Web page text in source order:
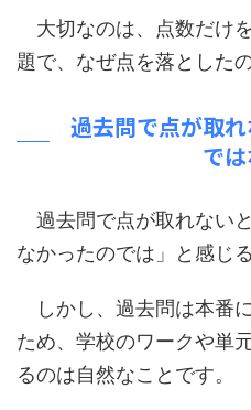
大切なのは、点数だけ
題で、なぜ点を落とした
過去問で点が取
で
過去問で点が取れない
なかったのでは」と感じ
しかし、過去問は本番
ため、学校のワークや単
るのは自然なことです。